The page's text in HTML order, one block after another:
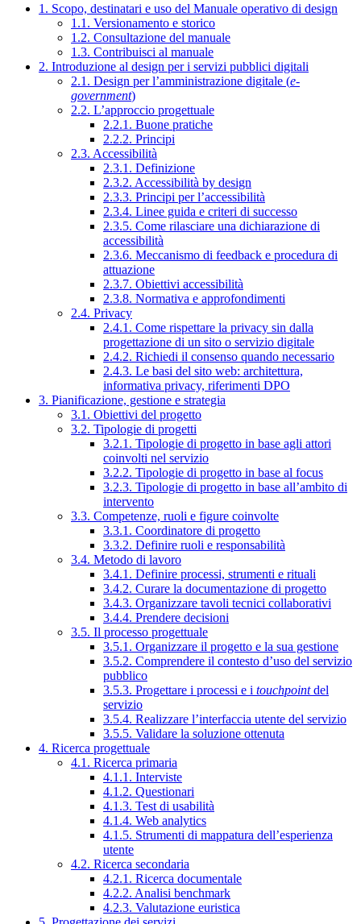
1. Scopo, destinatari e uso del Manuale operativo di design
1.1. Versionamento e storico
1.2. Consultazione del manuale
1.3. Contribuisci al manuale
2. Introduzione al design per i servizi pubblici digitali
2.1. Design per l’amministrazione digitale (e-
government)
2.2. L’approccio progettuale
2.2.1. Buone pratiche
2.2.2. Principi
2.3. Accessibilità
2.3.1. Definizione
2.3.2. Accessibilità by design
2.3.3. Principi per l’accessibilità
2.3.4. Linee guida e criteri di successo
2.3.5. Come rilasciare una dichiarazione di
accessibilità
2.3.6. Meccanismo di feedback e procedura di
attuazione
2.3.7. Obiettivi accessibilità
2.3.8. Normativa e approfondimenti
2.4. Privacy
2.4.1. Come rispettare la privacy sin dalla
progettazione di un sito o servizio digitale
2.4.2. Richiedi il consenso quando necessario
2.4.3. Le basi del sito web: architettura,
informativa privacy, riferimenti DPO
3. Pianificazione, gestione e strategia
3.1. Obiettivi del progetto
3.2. Tipologie di progetti
3.2.1. Tipologie di progetto in base agli attori
coinvolti nel servizio
3.2.2. Tipologie di progetto in base al focus
3.2.3. Tipologie di progetto in base all’ambito di
intervento
3.3. Competenze, ruoli e figure coinvolte
3.3.1. Coordinatore di progetto
3.3.2. Definire ruoli e responsabilità
3.4. Metodo di lavoro
3.4.1. Definire processi, strumenti e rituali
3.4.2. Curare la documentazione di progetto
3.4.3. Organizzare tavoli tecnici collaborativi
3.4.4. Prendere decisioni
3.5. Il processo progettuale
3.5.1. Organizzare il progetto e la sua gestione
3.5.2. Comprendere il contesto d’uso del servizio
pubblico
3.5.3. Progettare i processi e i touchpointdel
servizio
3.5.4. Realizzare l’interfaccia utente del servizio
3.5.5. Validare la soluzione ottenuta
4. Ricerca progettuale
4.1. Ricerca primaria
4.1.1. Interviste
4.1.2. Questionari
4.1.3. Test di usabilità
4.1.4. Web analytics
4.1.5. Strumenti di mappatura dell’esperienza
utente
4.2. Ricerca secondaria
4.2.1. Ricerca documentale
4.2.2. Analisi benchmark
4.2.3. Valutazione euristica